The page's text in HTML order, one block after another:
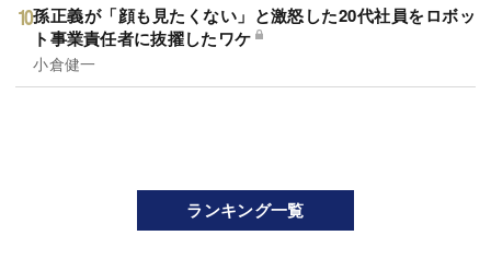
孫正義が「顔も見たくない」と激怒した20代社員をロボッ
ト事業責任者に抜擢したワケ
小倉健一
ランキング一覧